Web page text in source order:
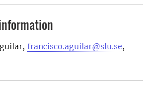
francisco.aguilar@slu.se,